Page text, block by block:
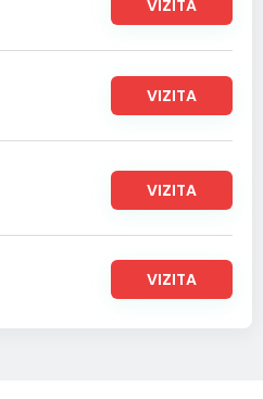
VIZITA
VIZITA
VIZITA
VIZITA